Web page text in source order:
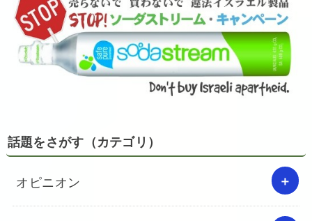
話題をさがす（カテゴリ）
オピニオン